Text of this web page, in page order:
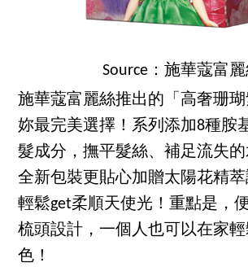
Source：施華蔻富
施華蔻富麗絲推出的「高奢珊
妳最完美選擇！系列添加8種胺
髮成分，撫平髮絲、補足流失的
全新包裝更貼心加贈太陽花精
輕鬆get柔順天使光！重點是，
梳頭設計，一個人也可以在家
色！